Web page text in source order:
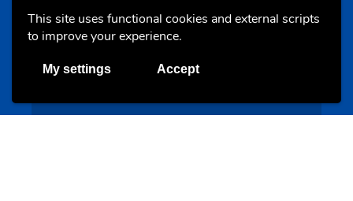
This site uses functional cookies and external scripts
to improve your experience.
My settings Accept
s-team.lu
Portails